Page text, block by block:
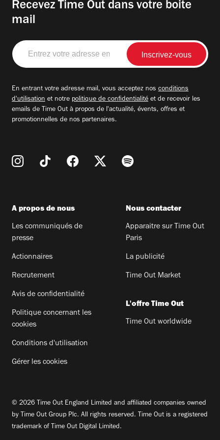
Recevez Time Out dans votre boite
mail
Entrez
votre
adresse
En entrant votre adresse mail, vous acceptez nos conditions
d'utilisation et notre politique de confidentialité et de recevoir les
emails de Time Out à propos de l'actualité, évents, offres et
promotionnelles de nos partenaires.
A propos de nous
Les communiqués de
presse
Actionnaires
Recrutement
Avis de confidentialité
Politique concernant les
cookies
Conditions d'utilisation
Gérer les cookies
Nous contacter
Apparaitre sur Time Out
Paris
La publicité
Time Out Market
L'offre Time Out
Time Out worldwide
© 2026 Time Out England Limited and affiliated companies owned
by Time Out Group Plc. All rights reserved. Time Out is a registered
trademark of Time Out Digital Limited.